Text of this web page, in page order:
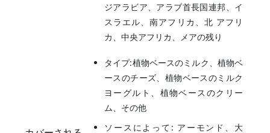
ジアラビア、アラブ首長国連邦、イ
スラエル、南アフリカ、北 アフリ
カ、中央アフリカ、メアの残り
タイプ:植物ベースのミルク、植物ベ
ースのチーズ、植物ベースのミルク
ヨーグルト、植物ベースのクリー
ム、その他
ソースによって: アーモンド、大